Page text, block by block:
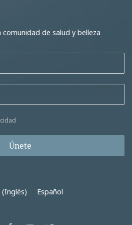
de salud y belleza
Únete
(Inglés) Español